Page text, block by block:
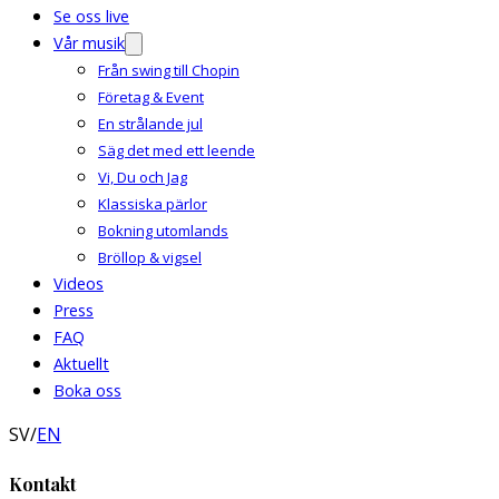
Se oss live
Vår musik
Från swing till Chopin
Företag & Event
En strålande jul
Säg det med ett leende
Vi, Du och Jag
Klassiska pärlor
Bokning utomlands
Bröllop & vigsel
Videos
Press
FAQ
Aktuellt
Boka oss
SV/EN
Kontakt